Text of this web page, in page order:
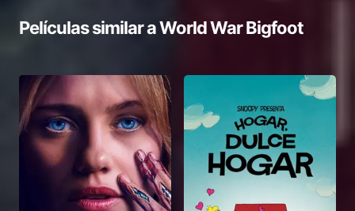
Películas similar aWorld War Bigfoot